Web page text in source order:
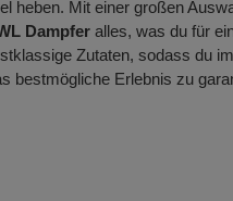
heben. Mit einer großen
Dampfer alles, was du für
Zutaten, sodass du
bestmögliche Erlebnis zu